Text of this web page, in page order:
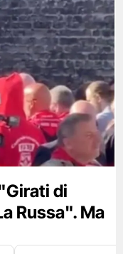
di
Russa". Ma